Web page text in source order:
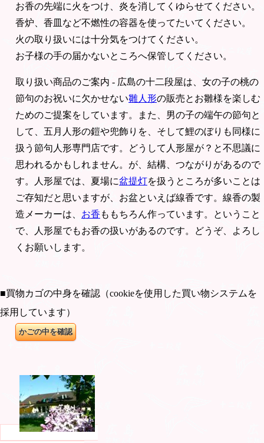
お香の先端に火をつけ、炎を消してくゆらせてください。
香炉、香皿など不燃性の容器を使ってたいてください。
火の取り扱いには十分気をつけてください。
お子様の手の届かないところへ保管してください。
取り扱い商品のご案内 - 広島の十二段屋は、女の子の桃の
節句のお祝いに欠かせない雛人形の販売とお雛様を楽しむ
ためのご提案をしています。また、男の子の端午の節句と
して、五月人形の鎧や兜飾りを、そして鯉のぼりも同様に
扱う節句人形専門店です。どうして人形屋が？と不思議に
思われるかもしれません。が、結構、つながりがあるので
す。人形屋では、夏場に盆提灯を扱うところが多いことは
ご存知だと思いますが、お盆といえば線香です。線香の製
造メーカーは、 お香 ももちろん作っています。ということ
で、人形屋でもお香の扱いがあるのです。どうぞ、よろし
くお願いします。
■買物カゴの中身を確認（cookieを使用した買い物システムを
採用しています）